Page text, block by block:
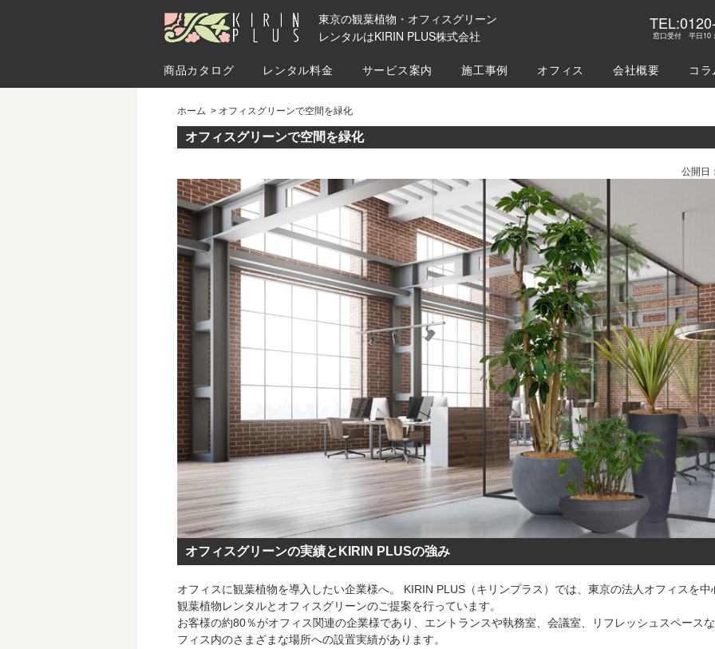
東京の観葉植物・オフィスグリーン
レンタルはKIRIN PLUS株式会社
窓口受付 平日10
商品カタログ レンタル料金 サービス案内 施工事例 オフィス 会社概要 コラ
ホーム オフィスグリーンで空間を緑化
オフィスグリーンで空間を緑化
公開日
オフィスグリーンの実績とKIRIN PLUSの強み
オフィスに観葉植物を導入したい企業様へ。 KIRIN PLUS（キリンプラス）では、東京の法人オフィスを中
観葉植物レンタルとオフィスグリーンのご提案を行っています。
お客様の約80％がオフィス関連の企業様であり、エントランスや執務室、会議室、リフレッシュスペース
フィス内のさまざまな場所への設置実績があります。